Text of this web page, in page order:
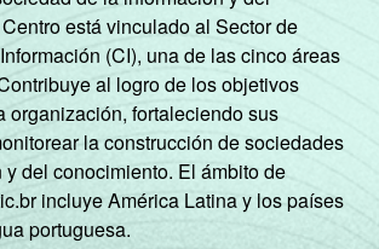
está vinculado al Sector de
(CI), una de las cinco áreas
al logro de los objetivos
organización, fortaleciendo sus
la construcción de sociedades
del conocimiento. El ámbito de
incluye América Latina y los países
portuguesa.